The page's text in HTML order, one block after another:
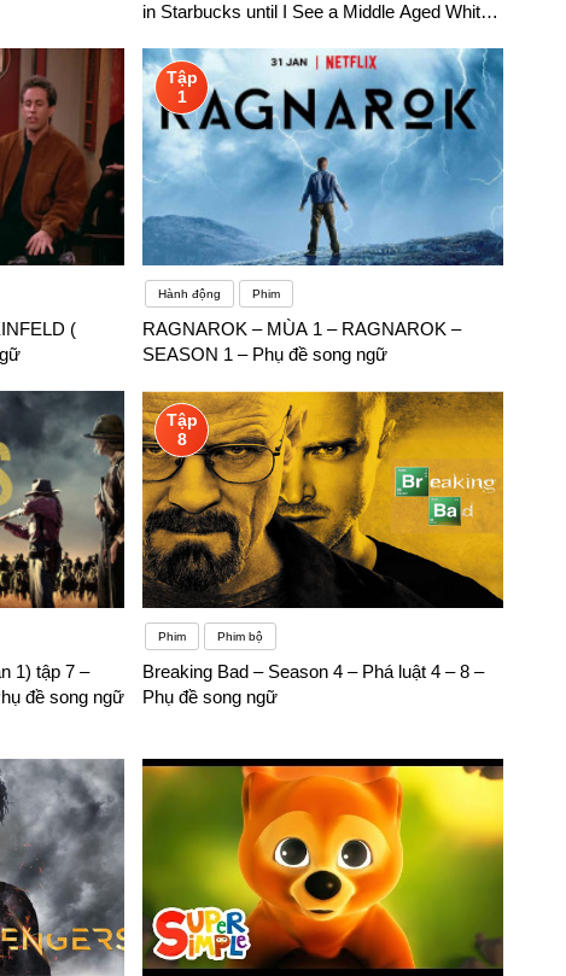
in Starbucks until I See a Middle Aged White
(
Tập
1
Hành động Phim
RAGNAROK – MÙA 1 – RAGNAROK –
SEASON 1 – Phụ đề song ngữ
1) tập 7 –
đề song ngữ
Tập
8
Phim Phim bộ
Breaking Bad – Season 4 – Phá luật 4 – 8 –
Phụ đề song ngữ